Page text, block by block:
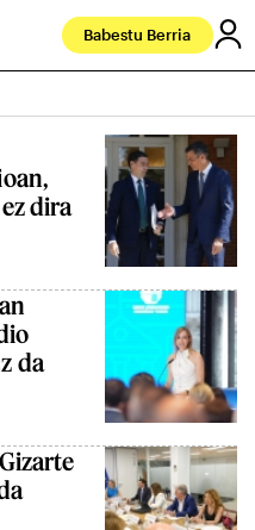
Babestu Berria
dira
da